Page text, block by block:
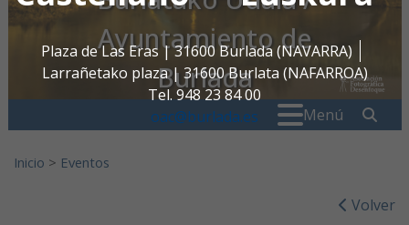
Plaza de Las Eras | 31600 Burlada (NAVARRA)
Larrañetako plaza | 31600 Burlata (NAFARROA)
Tel. 948 23 84 00
oac@burlada.es
Ayuntamiento de
Burlada
Menú
Inicio > Eventos
Volver